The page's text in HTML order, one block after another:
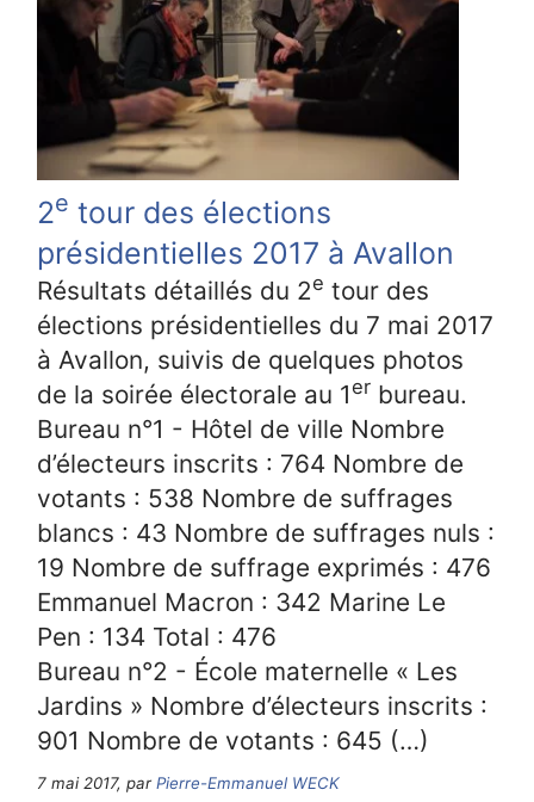
2e tour des élections
présidentielles 2017 à Avallon
Résultats détaillés du 2e tour des
élections présidentielles du 7 mai 2017
à Avallon, suivis de quelques photos
de la soirée électorale au 1er bureau.
Bureau n°1 - Hôtel de ville Nombre
d’électeurs inscrits : 764 Nombre de
votants : 538 Nombre de suffrages
blancs : 43 Nombre de suffrages nuls :
19 Nombre de suffrage exprimés : 476
Emmanuel Macron : 342 Marine Le
Pen : 134 Total : 476
Bureau n°2 - École maternelle « Les
Jardins » Nombre d’électeurs inscrits :
901 Nombre de votants : 645 (…)
7 mai 2017, parPierre-Emmanuel WECK